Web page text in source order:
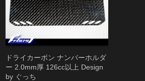
ドライカーボン ナンバーホルダ
ー 2.0mm厚 126cc以上 Design
by ぐっち